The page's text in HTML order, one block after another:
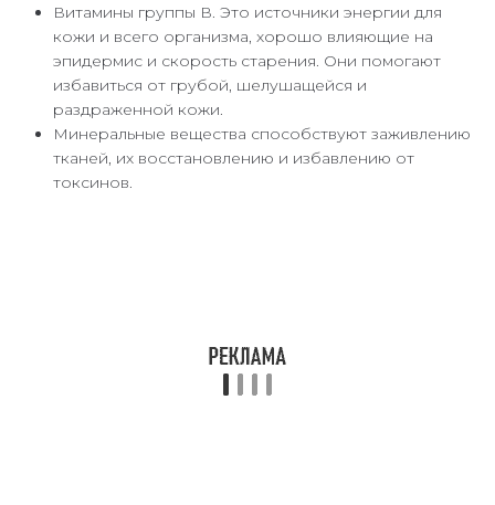
Витамины группы В. Это источники энергии для
кожи и всего организма, хорошо влияющие на
эпидермис и скорость старения. Они помогают
избавиться от грубой, шелушащейся и
раздраженной кожи.
Минеральные вещества способствуют заживлению
тканей, их восстановлению и избавлению от
токсинов.